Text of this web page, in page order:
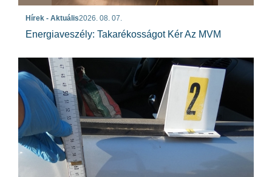
Hírek - Aktuális2026. 08. 07.
Energiaveszély: Takarékosságot Kér Az MVM